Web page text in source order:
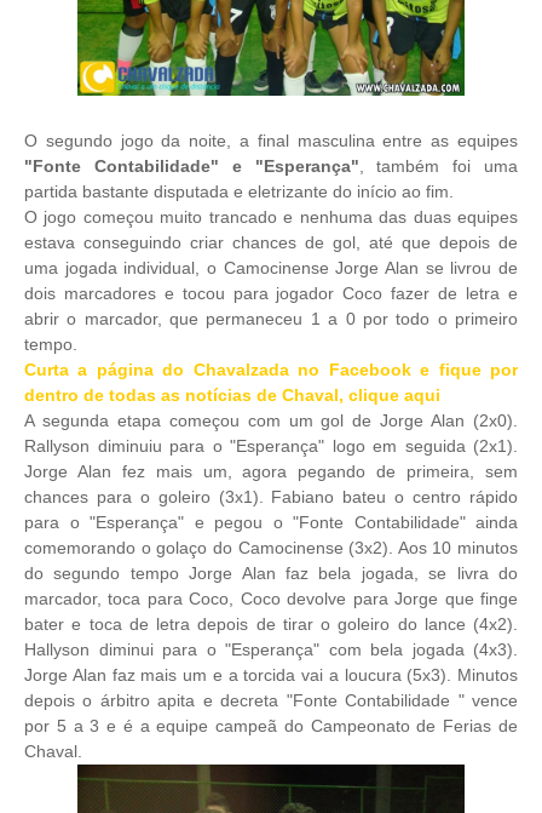
O segundo jogo da noite, a final masculina entre as equipes
"Fonte Contabilidade" e "Esperança" , também foi uma
partida bastante disputada e eletrizante do início ao fim.
O jogo começou muito trancado e nenhuma das duas equipes
estava conseguindo criar chances de gol, até que depois de
uma jogada individual, o Camocinense Jorge Alan se livrou de
dois marcadores e tocou para jogador Coco fazer de letra e
abrir o marcador, que permaneceu 1 a 0 por todo o primeiro
tempo.
Curta a página do Chavalzada no Facebook e fique por
dentro de todas as notícias de Chaval, clique aqui
A segunda etapa começou com um gol de Jorge Alan (2x0).
Rallyson diminuiu para o "Esperança" logo em seguida (2x1).
Jorge Alan fez mais um, agora pegando de primeira, sem
chances para o goleiro (3x1). Fabiano bateu o centro rápido
para o "Esperança" e pegou o "Fonte Contabilidade" ainda
comemorando o golaço do Camocinense (3x2). Aos 10 minutos
do segundo tempo Jorge Alan faz bela jogada, se livra do
marcador, toca para Coco, Coco devolve para Jorge que finge
bater e toca de letra depois de tirar o goleiro do lance (4x2).
Hallyson diminui para o "Esperança" com bela jogada (4x3).
Jorge Alan faz mais um e a torcida vai a loucura (5x3). Minutos
depois o árbitro apita e decreta "Fonte Contabilidade " vence
por 5 a 3 e é a equipe campeã do Campeonato de Ferias de
Chaval.